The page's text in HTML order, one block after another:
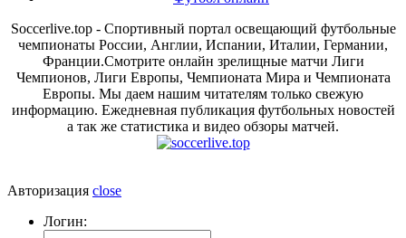
Soccerlive.top - Спортивный портал освещающий футбольные
чемпионаты России, Англии, Испании, Италии, Германии,
Франции.Смотрите онлайн зрелищные матчи Лиги
Чемпионов, Лиги Европы, Чемпионата Мира и Чемпионата
Европы. Мы даем нашим читателям только свежую
информацию. Ежедневная публикация футбольных новостей
а так же статистика и видео обзоры матчей.
Авторизация close
Логин: